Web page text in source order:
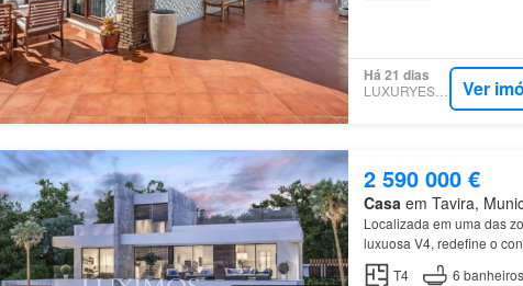
Há 21 dias
LUXURYESTATE Ver
2 590 000 €
Casaem Tavira,
Localizada em uma das
luxuosa V4, redefine o
principal, a cozinha e a
T4 6 banheiros